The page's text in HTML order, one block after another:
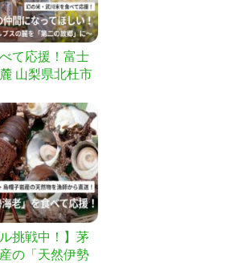
て応援！富士
山梨県北杜市
挑戦中！】茅
の「天然伊勢